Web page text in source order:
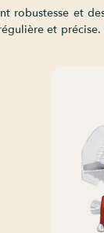
robustesse et
et